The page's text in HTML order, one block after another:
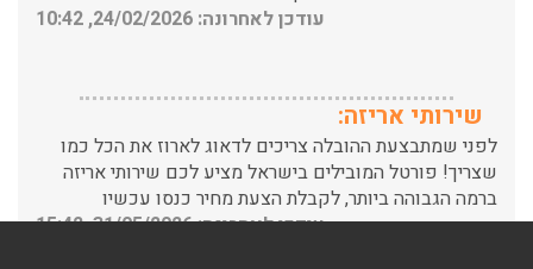
לפני שמתבצעת ההובלה צריכים לדאוג לארוז את הכל כמו
שצריך! פורטל המובילים בישראל מציע לכם שירותי אריזה
ברמה הגבוהה ביותר, לקבלת הצעת מחיר כנסו עכשיו
עודכן לאחרונה: 31/05/2026, 15:42